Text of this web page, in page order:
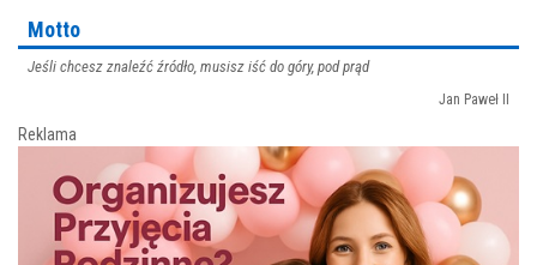
Motto
Jeśli chcesz znaleźć źródło, musisz iść do góry, pod prąd
Jan Paweł II
Reklama